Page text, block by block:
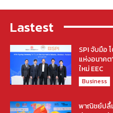
Lastest
SPI จับมือ
แห่งอนาค
ใหม่ EEC
Business
พาณิชย์ปลื้